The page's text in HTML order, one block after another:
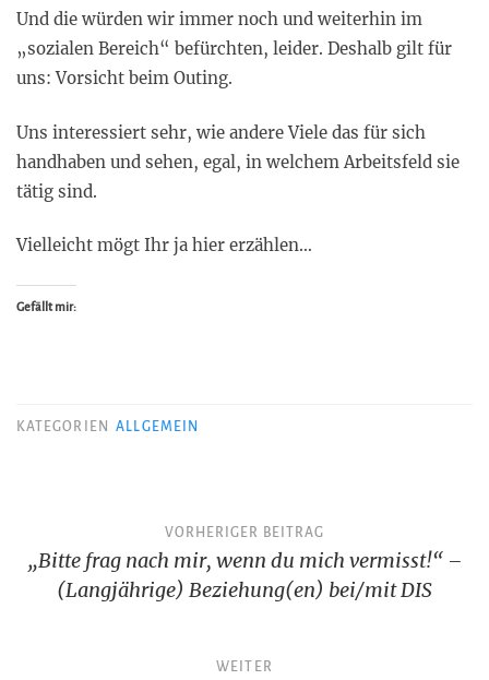
Und die würden wir immer noch und weiterhin im
„sozialen Bereich“ befürchten, leider. Deshalb gilt für
uns: Vorsicht beim Outing.
Uns interessiert sehr, wie andere Viele das für sich
handhaben und sehen, egal, in welchem Arbeitsfeld sie
tätig sind.
Vielleicht mögt Ihr ja hier erzählen…
Gefällt mir:
KATEGORIEN ALLGEMEIN
Beitragsnavigation
VORHERIGER BEITRAG
„Bitte frag nach mir, wenn du mich vermisst!“ –
(Langjährige) Beziehung(en) bei/mit DIS
WEITER